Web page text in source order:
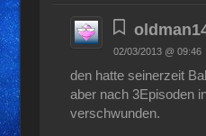
02/03/2013 @ 09:46
den hatte seinerzeit
aber nach 3Episoden
verschwunden.